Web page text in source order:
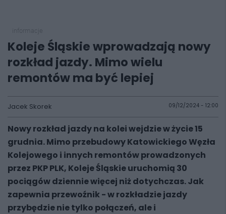
Koleje Śląskie wprowadzają nowy
rozkład jazdy. Mimo wielu
remontów ma być lepiej
Jacek Skorek 09/12/2024 - 12:00
Nowy rozkład jazdy na kolei wejdzie w życie 15
grudnia. Mimo przebudowy Katowickiego Węzła
Kolejowego i innych remontów prowadzonych
przez PKP PLK, Koleje Śląskie uruchomią 30
pociągów dziennie więcej niż dotychczas. Jak
zapewnia przewoźnik - w rozkładzie jazdy
przybędzie nie tylko połączeń, ale i